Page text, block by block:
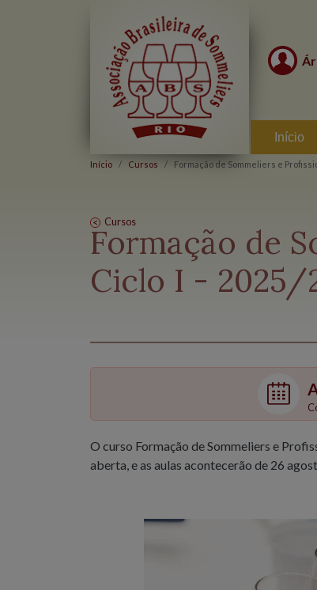
Início
Início Cursos Formação de Sommeliers e
Cursos
Formação de
Ciclo I - 2025/
O curso Formação de Sommeliers e
aberta, e as aulas acontecerão de 26